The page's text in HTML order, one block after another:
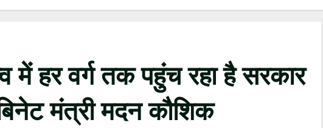
हर वर्ग तक पहुंच रहा है सरकार
मंत्री मदन कौशिक